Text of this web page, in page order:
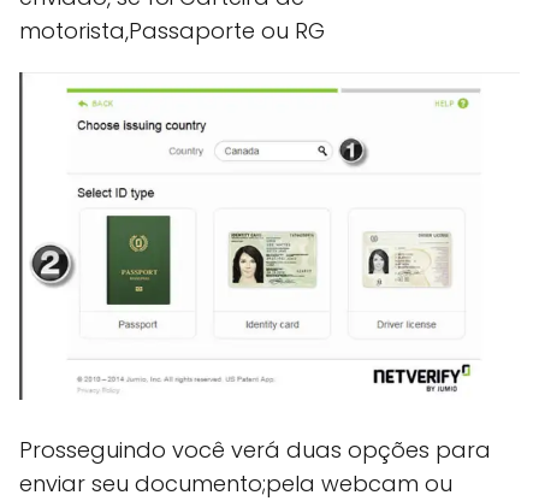
motorista,Passaporte ou RG
Prosseguindo você verá duas opções para
enviar seu documento;pela webcam ou